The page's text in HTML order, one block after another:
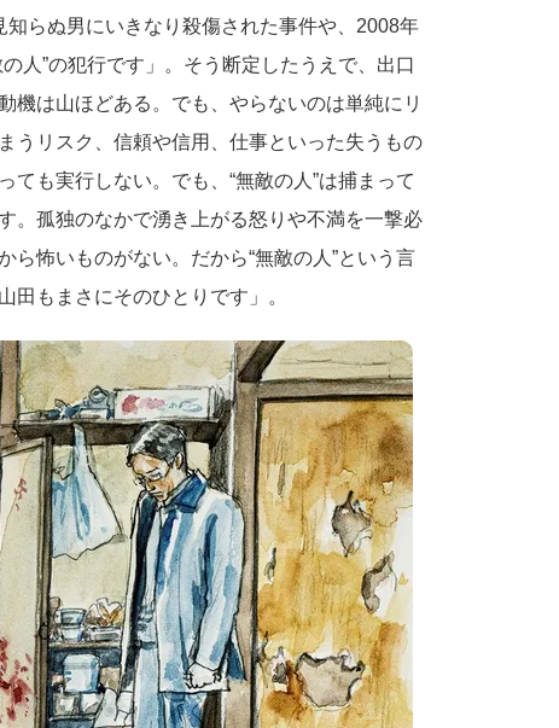
らぬ男にいきなり殺傷された事件や、2008年
人”の犯行です」。そう断定したうえで、出口
機は山ほどある。でも、やらないのは単純にリ
うリスク、信頼や信用、仕事といった失うもの
も実行しない。でも、“無敵の人”は捕まって
。孤独のなかで湧き上がる怒りや不満を一撃必
ら怖いものがない。だから“無敵の人”という言
田もまさにそのひとりです」。